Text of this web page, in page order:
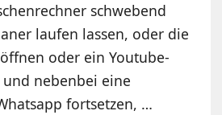
schwebend
laufen lassen, oder die
oder ein Youtube-
nebenbei eine
fortsetzen, …